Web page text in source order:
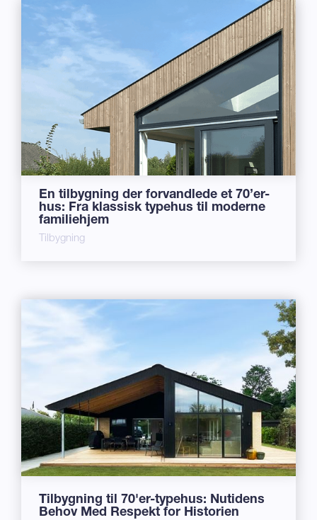
En tilbygning der forvandlede et 70’er-
hus: Fra klassisk typehus til moderne
familiehjem
Tilbygning
Tilbygning til 70'er-typehus: Nutidens
Behov Med Respekt for Historien